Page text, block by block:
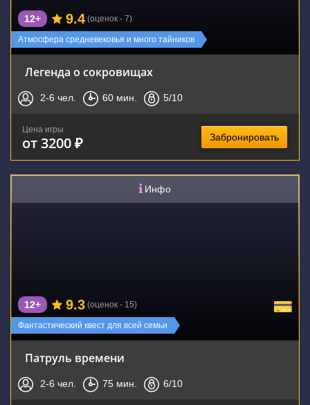
Атмосфера средневековья и много тайников
12+ 9.4 (оценок - 7)
Легенда о сокровищах
2-6 чел. 60 мин. 5/10
Цена игры
от 3200 ₽ Забронировать
Инфо
Фантастический квест для всей семьи
12+ 9.3 (оценок - 15)
Патруль времени
2-6 чел. 75 мин. 6/10